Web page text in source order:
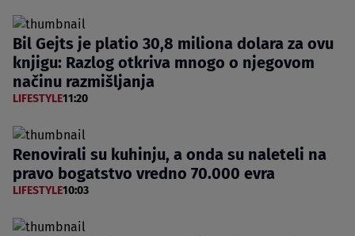
Bil Gejts je platio 30,8 miliona dolara za ovu
knjigu: Razlog otkriva mnogo o njegovom
načinu razmišljanja
LIFESTYLE11:20
Renovirali su kuhinju, a onda su naleteli na
pravo bogatstvo vredno 70.000 evra
LIFESTYLE10:03